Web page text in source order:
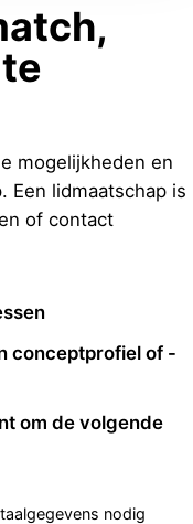
mogelijkheden en
Een lidmaatschap is
of contact
conceptprofiel of -
om de volgende
nodig